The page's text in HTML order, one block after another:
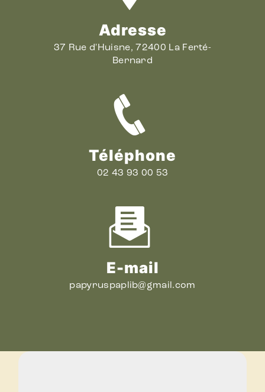
Adresse
37 Rue d'Huisne, 72400 La Ferté-
Bernard
Téléphone
02 43 93 00 53
E-mail
papyruspaplib@gmail.com